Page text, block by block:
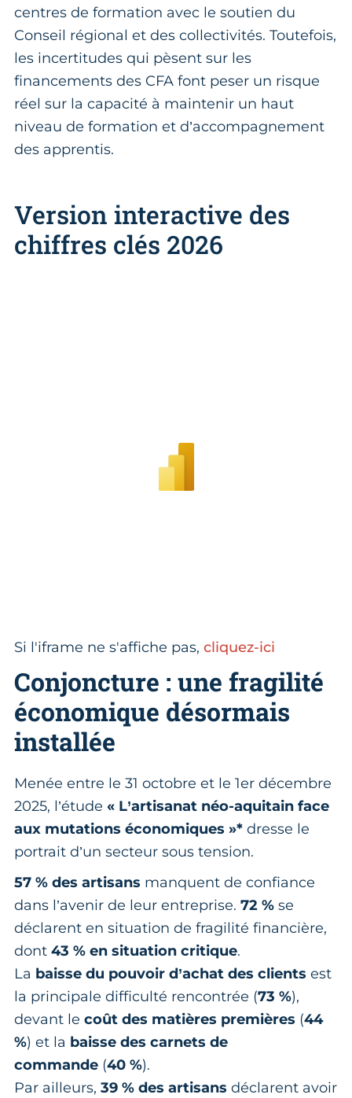
centres de formation avec le soutien du
Conseil régional et des collectivités. Toutefois,
les incertitudes qui pèsent sur les
financements des CFA font peser un risque
réel sur la capacité à maintenir un haut
niveau de formation et d’accompagnement
des apprentis.
Version interactive des
chiffres clés 2026
Si l'iframe ne s'affiche pas, cliquez-ici
Conjoncture : une fragilité
économique désormais
installée
Menée entre le 31 octobre et le 1er décembre
2025, l’étude « L’artisanat néo-aquitain face
aux mutations économiques »* dresse le
portrait d’un secteur sous tension.
57 % des artisans manquent de confiance
dans l’avenir de leur entreprise. 72 % se
déclarent en situation de fragilité financière,
dont 43 % en situation critique.
La baisse du pouvoir d’achat des clients est
la principale difficulté rencontrée (73 %),
devant le coût des matières premières (44
%) et la baisse des carnets de
commande (40 %).
Par ailleurs, 39 % des artisans déclarent avoir